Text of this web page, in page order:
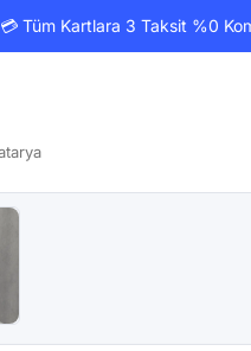
💳 Tüm Kartlara 3 Taksit %0